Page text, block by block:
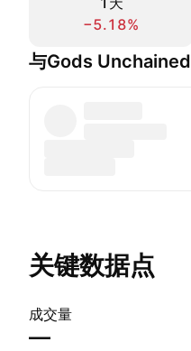
−5.18%
与Gods
关键数据点
成交量
—